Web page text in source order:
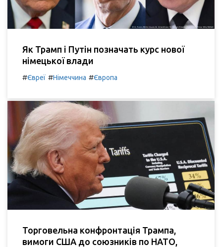
Як Трамп і Путін позначать курс нової
німецької влади
#Євреї #Німеччина #Європа
Торговельна конфронтація Трампа,
вимоги США до союзників по НАТО,